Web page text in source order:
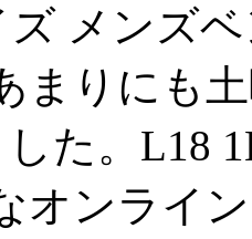
ズ メンズ
まりにも
た。L18
オンライ